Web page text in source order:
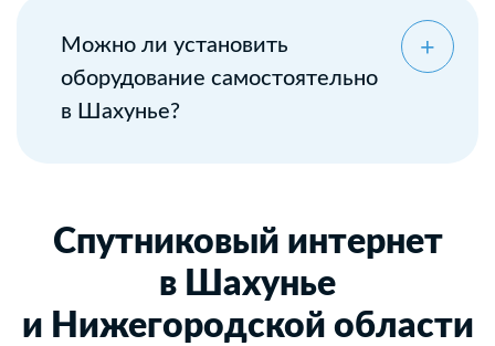
Можно ли установить
оборудование самостоятельно
в Шахунье?
Спутниковый интернет
в Шахунье
и Нижегородской области